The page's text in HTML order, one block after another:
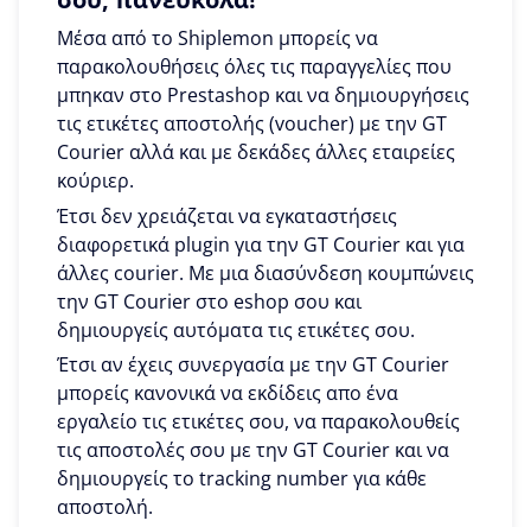
Μέσα από το Shiplemon μπορείς να
παρακολουθήσεις όλες τις παραγγελίες που
μπηκαν στο Prestashop και να δημιουργήσεις
τις ετικέτες αποστολής (voucher) με την GT
Courier αλλά και με δεκάδες άλλες εταιρείες
κούριερ.
Έτσι δεν χρειάζεται να εγκαταστήσεις
διαφορετικά plugin για την GT Courier και για
άλλες courier. Με μια διασύνδεση κουμπώνεις
την GT Courier στο eshop σου και
δημιουργείς αυτόματα τις ετικέτες σου.
Έτσι αν έχεις συνεργασία με την GT Courier
μπορείς κανονικά να εκδίδεις απο ένα
εργαλείο τις ετικέτες σου, να παρακολουθείς
τις αποστολές σου με την GT Courier και να
δημιουργείς το tracking number για κάθε
αποστολή.